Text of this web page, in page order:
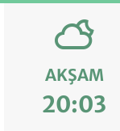
AKŞAM
20:03